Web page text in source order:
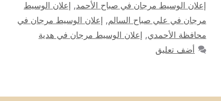
إعلان الوسيط مرجان في صباح الأحمد, إعلان الوسيط
مرجان في علي صباح السالم, إعلان الوسيط مرجان في
محافظة الأحمدي, إعلان الوسيط مرجان في هدية
أضف تعليق